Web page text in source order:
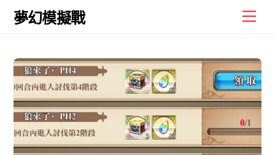
Skip
夢幻模擬戰